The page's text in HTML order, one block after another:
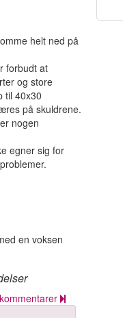
helt ned på
forbudt at
og store
til 40x30
på skuldrene.
nogen
egner sig for
en voksen